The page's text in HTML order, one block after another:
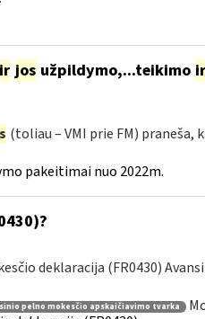
ir jos užpildymo,...teikimo ir
(toliau – VMI prie FM) praneša,
pakeitimai nuo 2022m.
deklaracija (FR0430)
pelno mokesčio apskaičiavimo tvarka